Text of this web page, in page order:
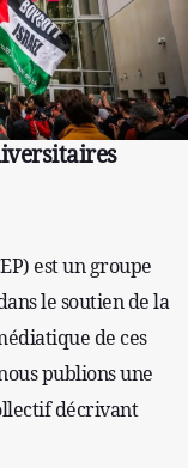
est un groupe
le soutien de la
de ces
publions une
décrivant